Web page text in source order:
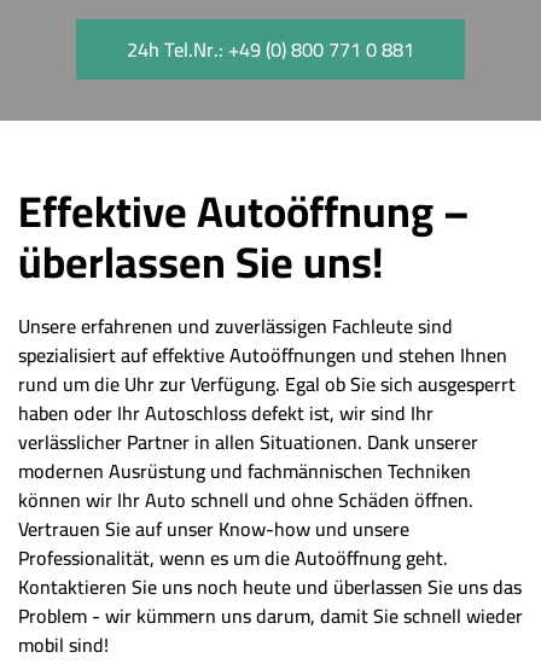
24h Tel.Nr.: +49 (0) 800 771 0 881
Effektive Autoöffnung –
überlassen Sie uns!
Unsere erfahrenen und zuverlässigen Fachleute sind
spezialisiert auf effektive Autoöffnungen und stehen Ihnen
rund um die Uhr zur Verfügung. Egal ob Sie sich ausgesperrt
haben oder Ihr Autoschloss defekt ist, wir sind Ihr
verlässlicher Partner in allen Situationen. Dank unserer
modernen Ausrüstung und fachmännischen Techniken
können wir Ihr Auto schnell und ohne Schäden öffnen.
Vertrauen Sie auf unser Know-how und unsere
Professionalität, wenn es um die Autoöffnung geht.
Kontaktieren Sie uns noch heute und überlassen Sie uns das
Problem - wir kümmern uns darum, damit Sie schnell wieder
mobil sind!